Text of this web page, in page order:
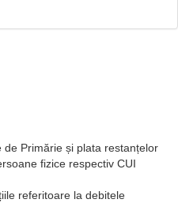
Primărie și plata restanțelor
fizice respectiv CUI
referitoare la debitele